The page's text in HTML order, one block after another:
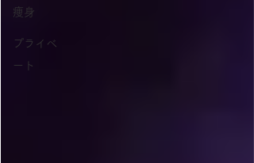
痩身
プライベ
ート